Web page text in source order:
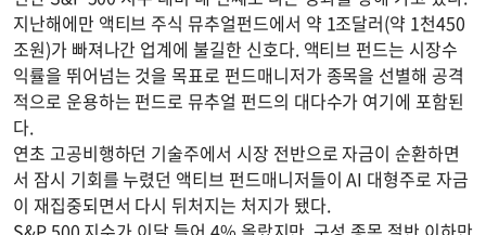
지난해에만 액티브 주식 뮤추얼펀드에서 약 1조달러(약 1천450
조원)가 빠져나간 업계에 불길한 신호다. 액티브 펀드는 시장수
익률을 뛰어넘는 것을 목표로 펀드매니저가 종목을 선별해 공격
적으로 운용하는 펀드로 뮤추얼 펀드의 대다수가 여기에 포함된
다.
연초 고공비행하던 기술주에서 시장 전반으로 자금이 순환하면
서 잠시 기회를 누렸던 액티브 펀드매니저들이 AI 대형주로 자금
이 재집중되면서 다시 뒤처지는 처지가 됐다.